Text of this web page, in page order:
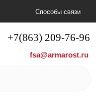
+7(863) 209-76-96
fsa@armarost.ru
Способы связи